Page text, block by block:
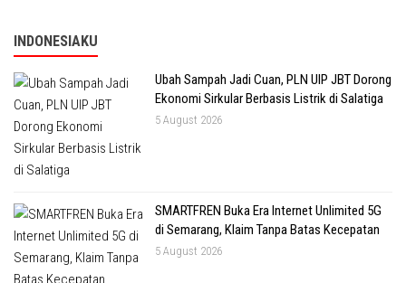
INDONESIAKU
Ubah Sampah Jadi Cuan, PLN UIP JBT Dorong
Ekonomi Sirkular Berbasis Listrik di Salatiga
5 August 2026
SMARTFREN Buka Era Internet Unlimited 5G
di Semarang, Klaim Tanpa Batas Kecepatan
5 August 2026